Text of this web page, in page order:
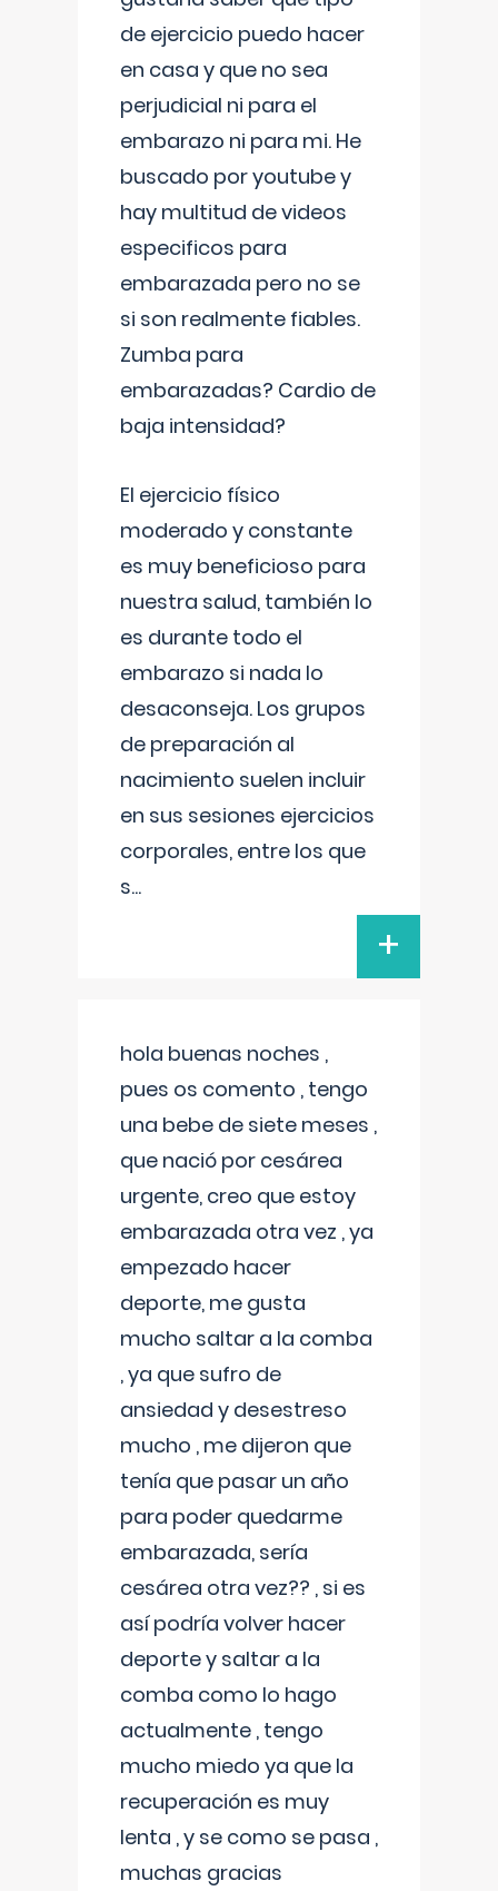
de ejercicio puedo hacer
en casa y que no sea
perjudicial ni para el
embarazo ni para mi. He
buscado por youtube y
hay multitud de videos
especificos para
embarazada pero no se
si son realmente fiables.
Zumba para
embarazadas? Cardio de
baja intensidad?
El ejercicio físico
moderado y constante
es muy beneficioso para
nuestra salud, también lo
es durante todo el
embarazo si nada lo
desaconseja. Los grupos
de preparación al
nacimiento suelen incluir
en sus sesiones ejercicios
corporales, entre los que
s...
+
hola buenas noches ,
pues os comento , tengo
una bebe de siete meses ,
que nació por cesárea
urgente, creo que estoy
embarazada otra vez , ya
empezado hacer
deporte, me gusta
mucho saltar a la comba
, ya que sufro de
ansiedad y desestreso
mucho , me dijeron que
tenía que pasar un año
para poder quedarme
embarazada, sería
cesárea otra vez?? , si es
así podría volver hacer
deporte y saltar a la
comba como lo hago
actualmente , tengo
mucho miedo ya que la
recuperación es muy
lenta , y se como se pasa ,
muchas gracias